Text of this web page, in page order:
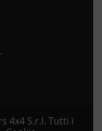
4x4 S.r.l. Tutti i